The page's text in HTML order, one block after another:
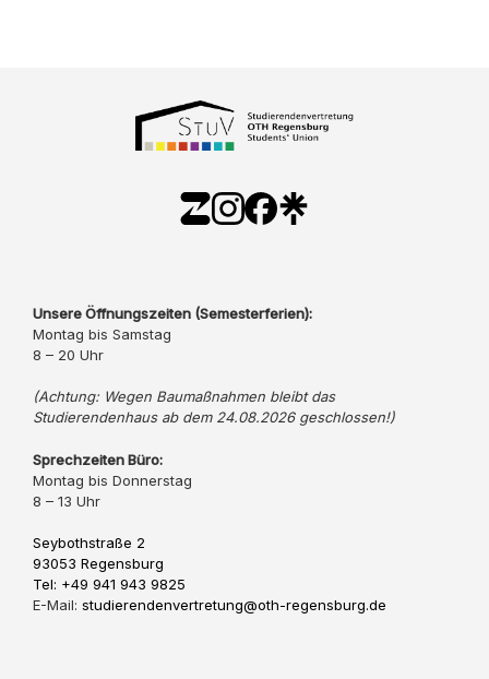
Unsere Öffnungszeiten (Semesterferien):
Montag bis Samstag
8 – 20 Uhr
(Achtung: Wegen Baumaßnahmen bleibt das
Studierendenhaus ab dem 24.08.2026 geschlossen!)
Sprechzeiten Büro:
Montag bis Donnerstag
8 – 13 Uhr
Seybothstraße 2
93053 Regensburg
Tel: +49 941 943 9825
E-Mail: studierendenvertretung@oth-regensburg.de